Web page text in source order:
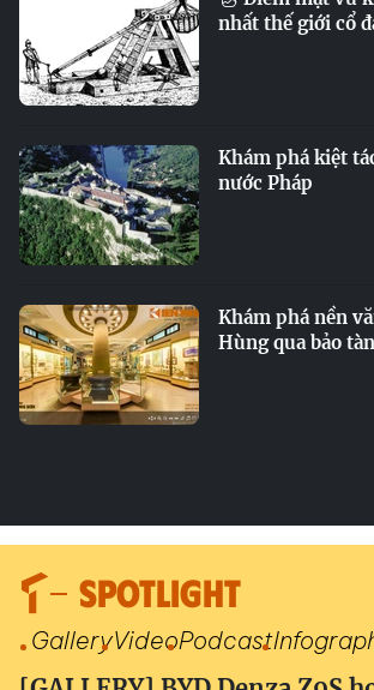
nhất thế giới cổ
Khám phá kiệt
nước Pháp
Khám phá nền
Hùng qua bảo
SPOTLIGHT
GalleryVideoPodcast